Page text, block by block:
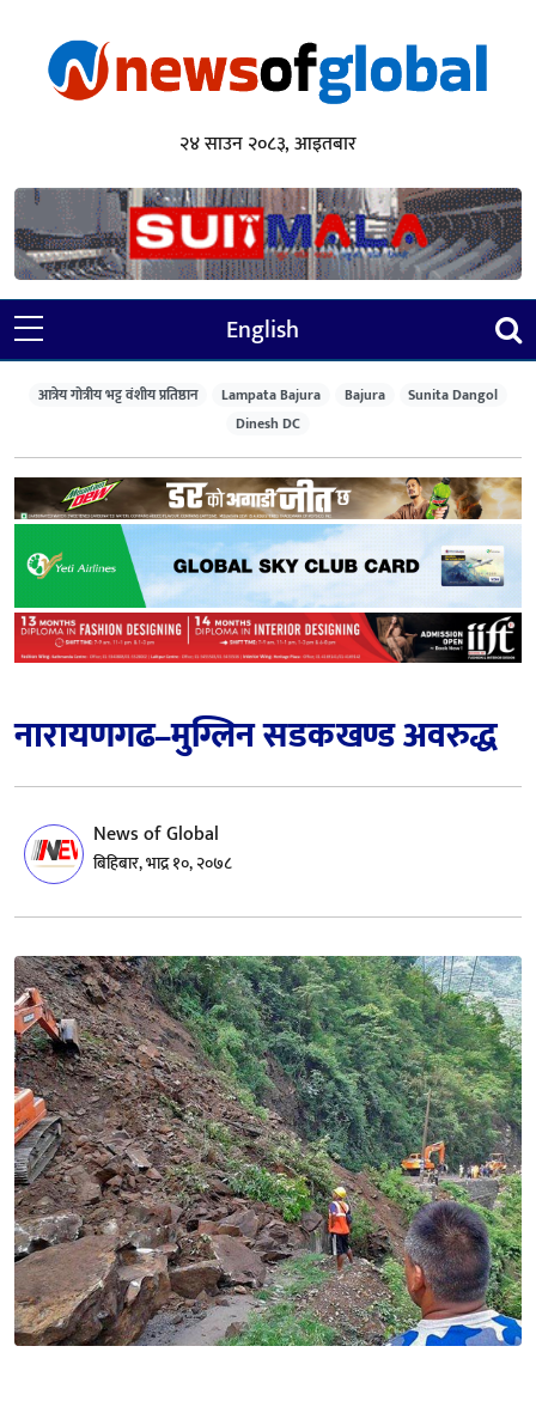
२४ साउन २०८३, आइतबार
English
आत्रेय गोत्रीय भट्ट वंशीय प्रतिष्ठान Lampata Bajura Bajura
Sunita Dangol
Dinesh DC
नारायणगढ–मुग्लिन सडकखण्ड अवरुद्ध
News of Global
बिहिबार, भाद्र १०, २०७८